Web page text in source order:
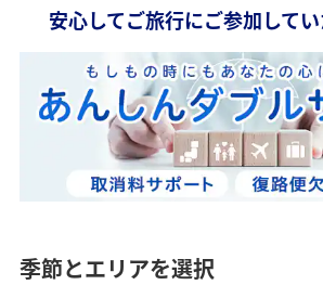
安心してご旅行にご参加して
季節とエリアを選択